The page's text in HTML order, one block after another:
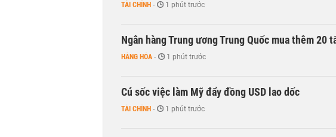
TÀI CHÍNH - 1 phút trước
Ngân hàng Trung ương Trung Quốc mua thêm 20
HÀNG HÓA - 1 phút trước
Cú sốc việc làm Mỹ đẩy đồng USD lao dốc
TÀI CHÍNH - 1 phút trước